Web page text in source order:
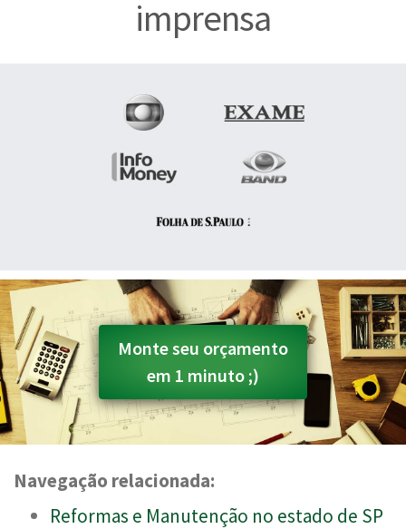
imprensa
Monte seu orçamento
em 1 minuto ;)
Navegação relacionada:
Reformas e Manutenção no estado de SP